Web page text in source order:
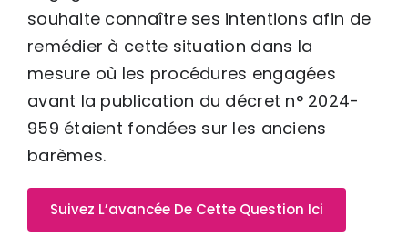
souhaite connaître ses intentions afin de
remédier à cette situation dans la
mesure où les procédures engagées
avant la publication du décret n° 2024-
959 étaient fondées sur les anciens
barèmes.
Suivez L’avancée De Cette Question Ici